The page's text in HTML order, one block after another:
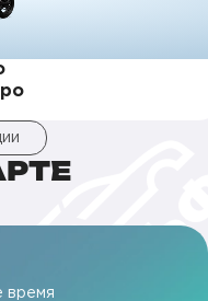
время